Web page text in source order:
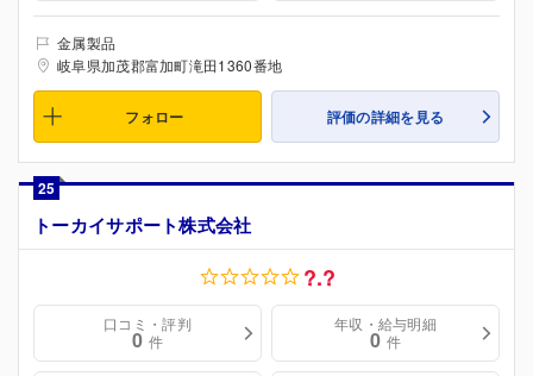
金属製品
岐阜県加茂郡富加町滝田1360番地
フォロー 評価の詳細を見る
25
トーカイサポート株式会社
?.?
口コミ・評判
0 件
年収・給与明細
0 件